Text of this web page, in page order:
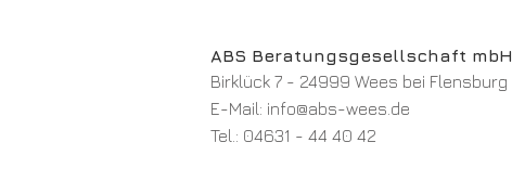
ABS Beratungsgesellschaft mbH
Birklück 7 - 24999 Wees bei Flensburg
E-Mail: info@abs-wees.de
Tel.: 04631 - 44 40 42